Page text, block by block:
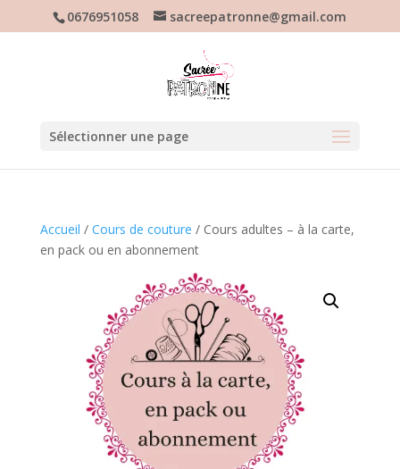
0676951058 sacreepatronne@gmail.com
Sélectionner une page
Accueil / Cours de couture / Cours adultes – à la carte,
en pack ou en abonnement